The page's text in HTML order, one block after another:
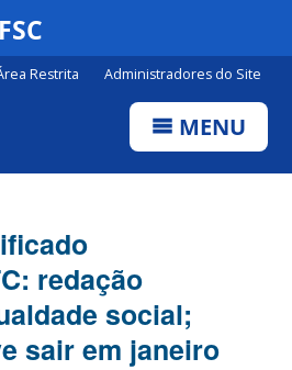
Restrita Administradores do Site
MENU
redação
social;
sair em janeiro